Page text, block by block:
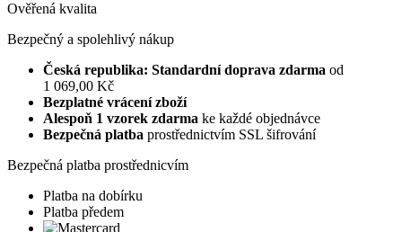
Ověřená kvalita
Bezpečný a spolehlivý nákup
Česká republika: Standardní doprava zdarma od
1 069,00 Kč
Bezplatné vrácení zboží
Alespoň 1 vzorek zdarma ke každé objednávce
Bezpečná platba prostřednictvím SSL šifrování
Bezpečná platba prostřednicvím
Platba na dobírku
Platba předem